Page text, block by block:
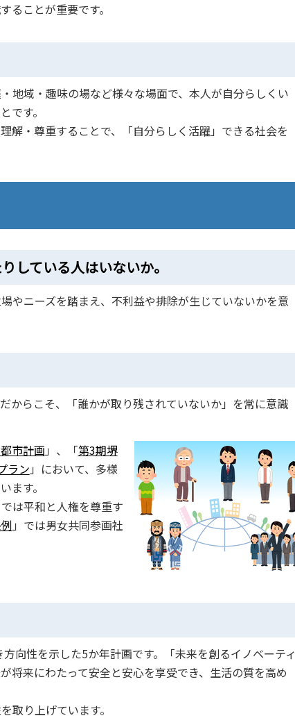
ることが重要です。
地域・趣味の場など様々な場面で、本人が自分らしくい
です。
解・尊重することで、「自分らしく活躍」できる社会を
している人はいないか。
やニーズを踏まえ、不利益や排除が生じていないかを意
からこそ、「誰かが取り残されていないか」を常に意識
市計画 」、「第3期堺
ラン 」において、多様
ます。
では平和と人権を尊重す
」では男女共同参画社
向性を示した5か年計画です。「未来を創るイノベーティ
将来にわたって安全と安心を享受でき、生活の質を高め
取り上げています。